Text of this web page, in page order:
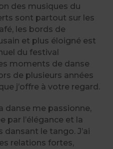
des musiques du
sont partout sur les
les bords de
et plus éloigné est
du festival
moments de danse
de plusieurs années
j’offre à votre regard.
danse me passionne,
par l’élégance et la
le tango. J’ai
relations fortes,